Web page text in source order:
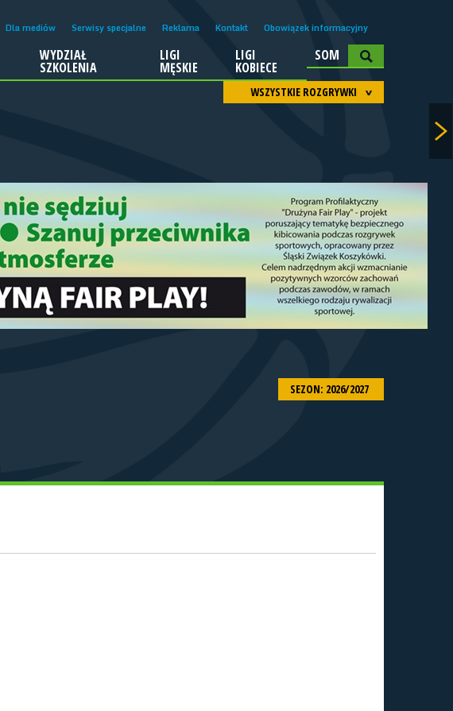
Dla mediów Serwisy specjalne Reklama Kontakt Obowiązek informacyjny
WYDZIAŁ
SZKOLENIA
LIGI
MĘSKIE
LIGI
KOBIECE
SOM
WSZYSTKIE ROZGRYWKI
SEZON: 2026/2027